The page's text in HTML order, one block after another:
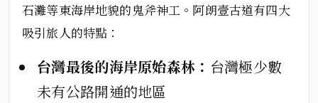
石灘等東海岸地貌的鬼斧神工。阿朗壹古道有四大
吸引旅人的特點：
台灣最後的海岸原始森林： 台灣極少數
未有公路開通的地區